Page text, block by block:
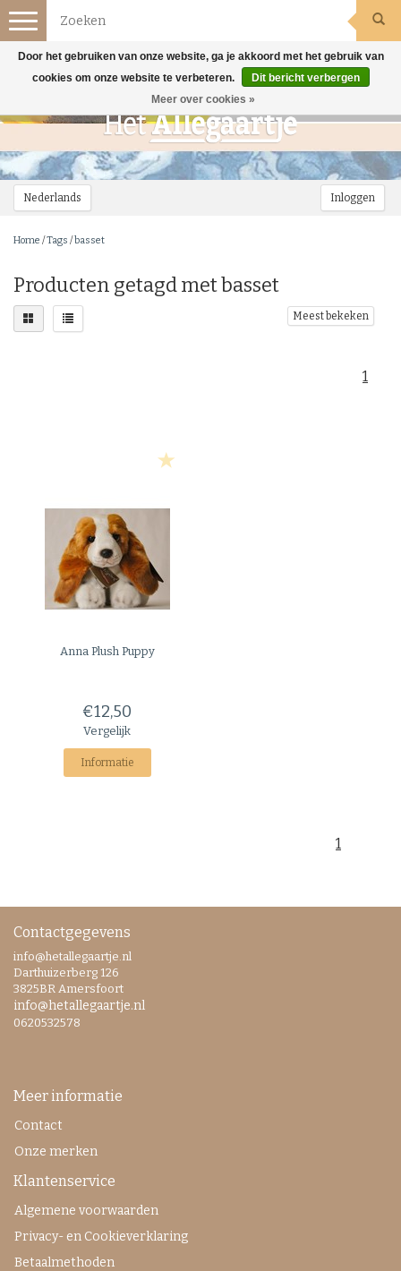
Nederlands Inloggen
Toggle
navigation
Home /Tags /basset
Producten getagd met basset
Meest bekeken
1
Anna PlushPuppy
€12,50
Vergelijk
Informatie
1
Contactgegevens
info@hetallegaartje.nl
Darthuizerberg 126
3825BR Amersfoort
info@hetallegaartje.nl
0620532578
Meer informatie
Contact
Onze merken
Klantenservice
Algemene voorwaarden
Privacy- en Cookieverklaring
Betaalmethoden
Door het gebruiken van onze website, ga je akkoord met het gebruik van
cookies om onze website te verbeteren.
Dit bericht verbergen
Meer over cookies »